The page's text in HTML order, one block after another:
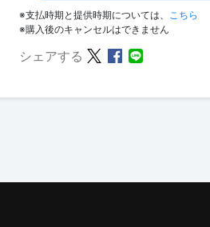
※支払時期と提供時期については、
こちら
※購入後のキャンセルはできません
シェアする